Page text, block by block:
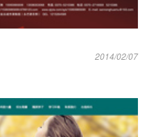
2014/02/07